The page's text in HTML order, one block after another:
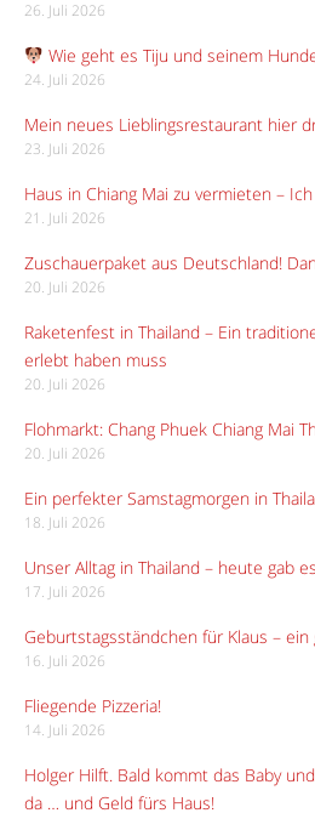
26. Juli 2026
Wie geht es Tiju und seinem
24. Juli 2026
Mein neues Lieblingsrestaurant hier
23. Juli 2026
Haus in Chiang Mai zu vermieten –
21. Juli 2026
Zuschauerpaket aus Deutschland!
20. Juli 2026
Raketenfest in Thailand – Ein
erlebt haben muss
20. Juli 2026
Flohmarkt: Chang Phuek Chiang Mai
20. Juli 2026
Ein perfekter Samstagmorgen in
18. Juli 2026
Unser Alltag in Thailand – heute gab
17. Juli 2026
Geburtstagsständchen für Klaus –
16. Juli 2026
Fliegende Pizzeria!
14. Juli 2026
Holger Hilft. Bald kommt das Baby
da … und Geld fürs Haus!